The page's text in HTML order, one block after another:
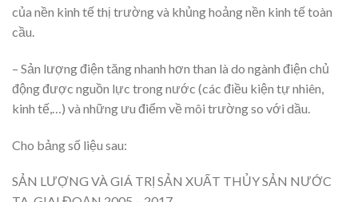
của nền kinh tế thị trường và khủng hoảng nền kinh tế toàn
cầu.
– Sản lượng điện tăng nhanh hơn than là do ngành điện chủ
động được nguồn lực trong nước (các điều kiện tự nhiên,
kinh tế,…) và những ưu điểm về môi trường so với dầu.
Cho bảng số liệu sau:
SẢN LƯỢNG VÀ GIÁ TRỊ SẢN XUẤT THỦY SẢN NƯỚC